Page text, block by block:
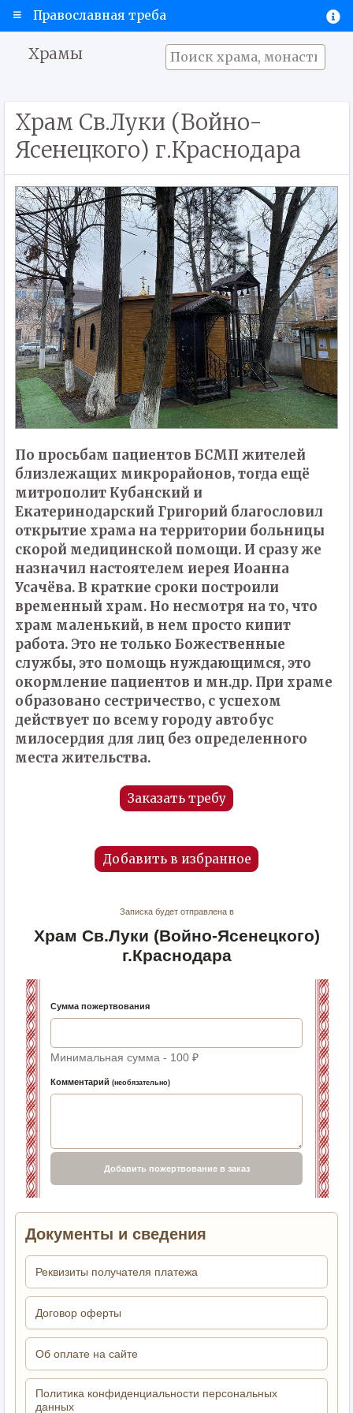
Православная треба
Храмы
Храм Св.Луки (Войно-
Ясенецкого) г.Краснодара
По просьбам пациентов БСМП жителей
близлежащих микрорайонов, тогда ещё
митрополит Кубанский и
Екатеринодарский Григорий благословил
открытие храма на территории больницы
скорой медицинской помощи. И сразу же
назначил настоятелем иерея Иоанна
Усачёва. В краткие сроки построили
временный храм. Но несмотря на то, что
храм маленький, в нем просто кипит
работа. Это не только Божественные
службы, это помощь нуждающимся, это
окормление пациентов и мн.др. При храме
образовано сестричество, с успехом
действует по всему городу автобус
милосердия для лиц без определенного
места жительства.
Заказать требу
Добавить в избранное